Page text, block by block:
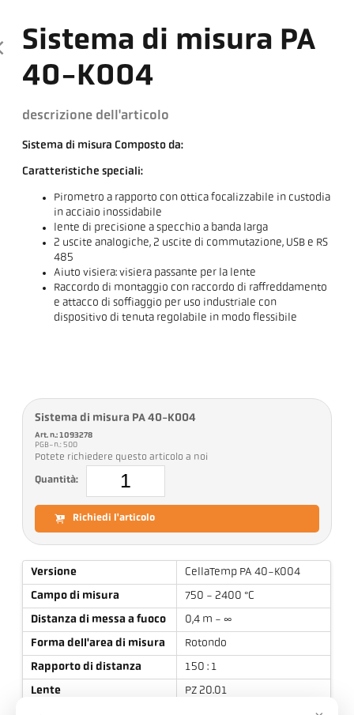
Sistema di misura PA
40-K004
descrizione dell'articolo
Sistema di misura Composto da:
Caratteristiche speciali:
Pirometro a rapporto con ottica focalizzabile in custodia
in acciaio inossidabile
lente di precisione a specchio a banda larga
2 uscite analogiche, 2 uscite di commutazione, USB e RS
485
Aiuto visiera: visiera passante per la lente
Raccordo di montaggio con raccordo di raffreddamento
e attacco di soffiaggio per uso industriale con
dispositivo di tenuta regolabile in modo flessibile
Sistema di misura PA 40-K004
Art. n.: 1093278
PGB-n.: 500
Potete richiedere questo articolo a noi
Quantità:
Richiedi l'articolo
Versione
CellaTemp PA 40-K004
Campo di misura
750 - 2400 °C
Distanza di messa a fuoco
0,4 m - ∞
Forma dell'area di misura
Rotondo
Rapporto di distanza
150 : 1
Lente
PZ 20.01